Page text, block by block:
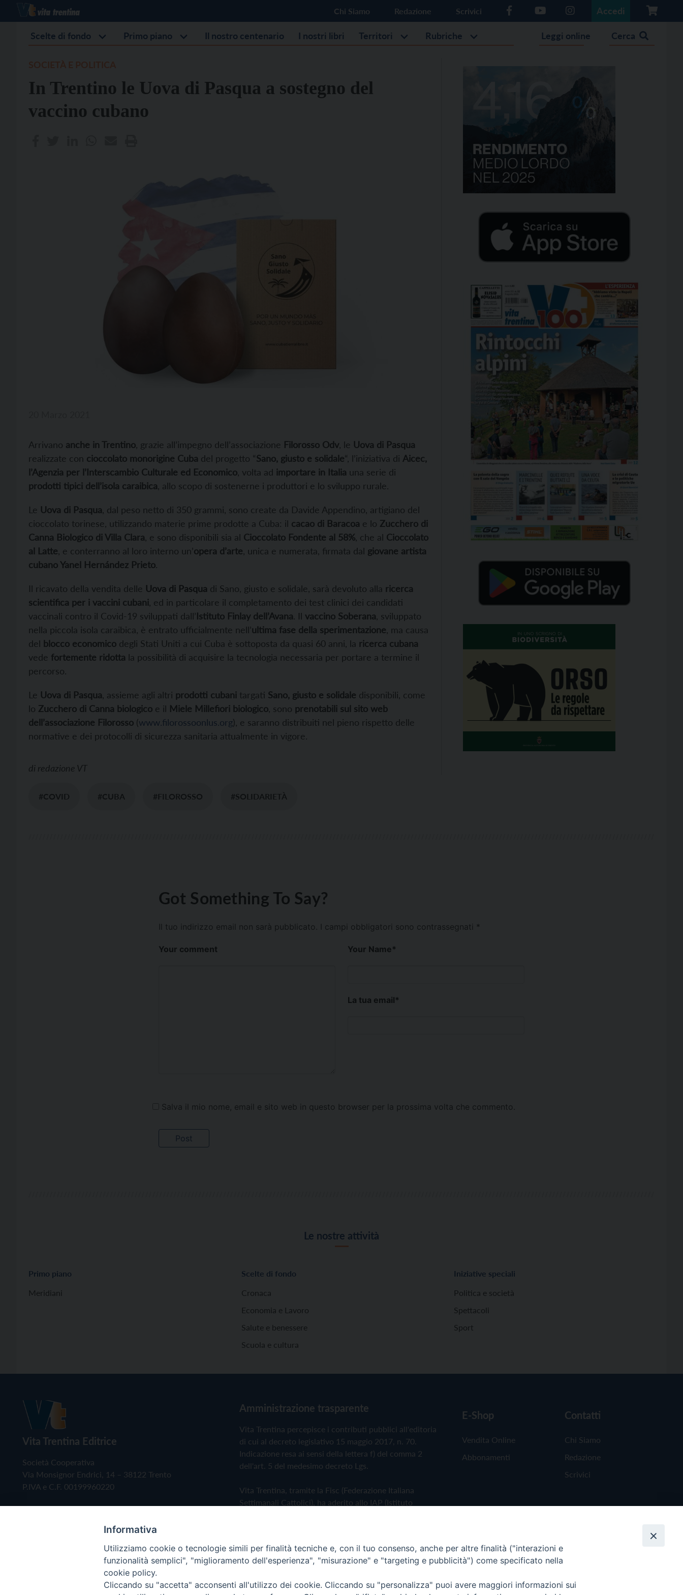
Chi Siamo Redazione Scrivici Accedi
Scelte di fondo Primo piano Il nostro centenario I nostri libri Territori Rubriche Leggi online Cerca
In Trentino le Uova di Pasqua a sostegno del
vaccino cubano
Arrivano anche in Trentino , grazie all’impegno dell’associazione Filorosso Odv , le Uova di Pasqua
realizzate con cioccolato monorigine Cuba del progetto “Sano, giusto e solidale“, l’iniziativa di Aicec,
l’Agenzia per l’Interscambio Culturale ed Economico , volta ad importare in Italia una serie di
prodotti tipici dell’isola caraibica , allo scopo di sostenerne i produttori e lo sviluppo rurale.
Le Uova di Pasqua , dal peso netto di 350 grammi, sono create da Davide Appendino, artigiano del
cioccolato torinese, utilizzando materie prime prodotte a Cuba: il cacao di Baracoa e lo Zucchero di
Canna Biologico di Villa Clara , e sono disponibili sia al Cioccolato Fondente al 58% , che al Cioccolato
al Latte , e conterranno al loro interno un’opera d’arte , unica e numerata, firmata dal giovane artista
cubano Yanel Hernández Prieto.
Il ricavato della vendita delle Uova di Pasqua di Sano, giusto e solidale, sarà devoluto alla ricerca
scientifica per i vaccini cubani , ed in particolare il completamento dei test clinici dei candidati
vaccinali contro il Covid-19 sviluppati dall’Istituto Finlay dell’Avana. Il vaccino Soberana , sviluppato
nella piccola isola caraibica, è entrato ufficialmente nell’ultima fase della sperimentazione , ma causa
del blocco economico degli Stati Uniti a cui Cuba è sottoposta da quasi 60 anni, la ricerca cubana
vede fortemente ridotta la possibilità di acquisire la tecnologia necessaria per portare a termine il
percorso.
Le Uova di Pasqua , assieme agli altri prodotti cubani targati Sano, giusto e solidale disponibili, come
lo Zucchero di Canna biologico e il Miele Millefiori biologico , sono prenotabili sul sito web
dell’associazione Filorosso (www.filorossoonlus.org), e saranno distribuiti nel pieno rispetto delle
normative e dei protocolli di sicurezza sanitaria attualmente in vigore.
di redazione VT
#COVID #CUBA #FILOROSSO #SOLIDARIETÀ
Got Something To Say?
Il tuo indirizzo email non sarà pubblicato. I campi obbligatori sono contrassegnati *
Your comment Your Name*
La tua email*
Salva il mio nome, email e sito web in questo browser per la prossima volta che commento.
Le nostre attività
Primo piano
Meridiani
Scelte di fondo
Cronaca
Economia e Lavoro
Salute e benessere
Scuola e cultura
Iniziative speciali
Politica e società
Spettacoli
Sport
Vita Trentina Editrice
Società Cooperativa
Via Monsignor Endrici, 14 – 38122 Trento
P.IVA e C.F. 00199960220
Amministrazione trasparente
Vita Trentina percepisce i contributi pubblici all'editoria
di cui al decreto legislativo 15 maggio 2017, n. 70.
Indicazione resa ai sensi della lettera f) del comma 2
dell'art. 5 del medesimo decreto Lgs.
Vita Trentina, tramite la Fisc (Federazione Italiana
Settimanali Cattolici), ha aderito allo IAP (Istituto
Privacy Policy Cookie Policy
E-Shop
Vendita Online
Abbonamenti
Contatti
Chi Siamo
Redazione
Scrivici
Informativa
Utilizziamo cookie o tecnologie simili per finalità tecniche e, con il tuo consenso, anche per altre finalità ("interazioni e
funzionalità semplici", "miglioramento dell'esperienza", "misurazione" e "targeting e pubblicità") come specificato nella
cookie policy.
Cliccando su "accetta" acconsenti all'utilizzo dei cookie. Cliccando su "personalizza" puoi avere maggiori informazioni sui